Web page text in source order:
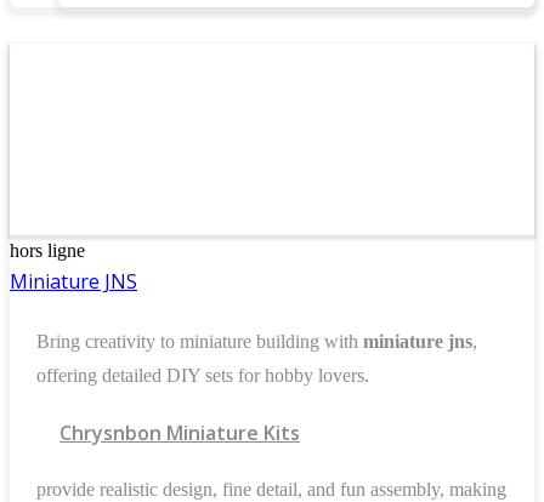
hors ligne
Miniature JNS
Bring creativity to miniature building with miniature jns,
offering detailed DIY sets for hobby lovers.
Chrysnbon Miniature Kits
provide realistic design, fine detail, and fun assembly, making